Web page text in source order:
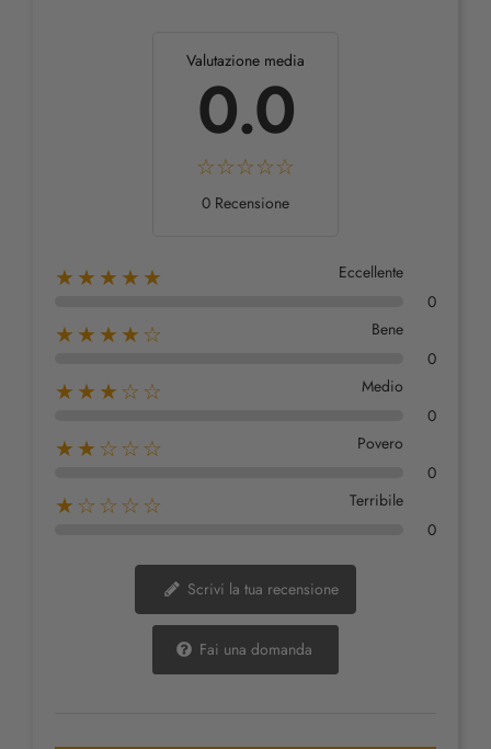
Valutazione media
0.0
0 Recensione
★★★★★
Eccellente
0
★★★★☆
Bene
0
★★★☆☆
Medio
0
★★☆☆☆
Povero
0
★☆☆☆☆
Terribile
0
Scrivi la tua recensione
Fai una domanda